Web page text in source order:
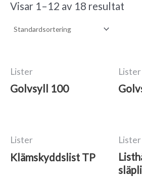
Visar 1–12 av 18 resultat
Lister
Golvsyll 100
Lister
Lister
Klämskyddslist TP
Lister